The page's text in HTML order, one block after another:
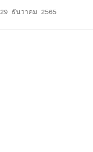
29 ธันวาคม 2565